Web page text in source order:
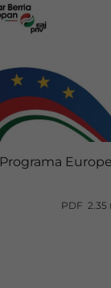
Programa
PDF 2.35